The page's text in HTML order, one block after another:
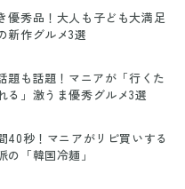
優秀品！大人も子ども大満足
新作グルメ3選
題も話題！マニアが「行くた
る」激うま優秀グルメ3選
40秒！マニアがリピ買いする
「韓国冷麺」